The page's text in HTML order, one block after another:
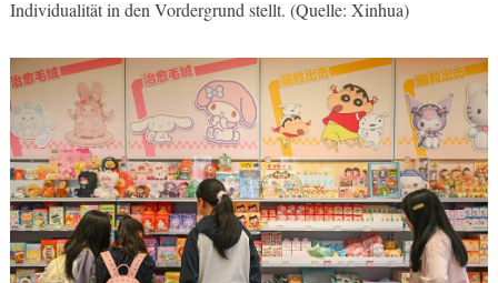
Individualität in den Vordergrund stellt. (Quelle: Xinhua)